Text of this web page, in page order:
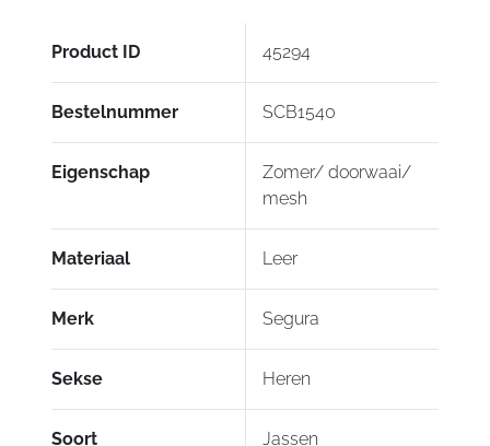
Product ID 45294
Bestelnummer SCB1540
Eigenschap
Zomer/ doorwaai/
mesh
Materiaal Leer
Merk Segura
Sekse Heren
Soort Jassen